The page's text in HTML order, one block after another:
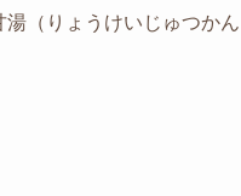
（りょうけいじゅつかん